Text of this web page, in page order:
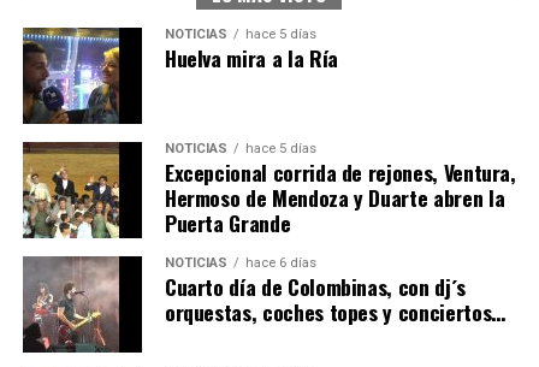
6º DÍA DE LAS FIESTAS COLOMBINAS 2026
hace 4 días Huelvatv
NOTICIAS hace 5 días
Huelva mira a la Ría
NOTICIAS hace 5 días
Excepcional corrida de rejones, Ventura,
Hermoso de Mendoza y Duarte abren la
Puerta Grande
NOTICIAS hace 6 días
Cuarto día de Colombinas, con dj´s
orquestas, coches topes y conciertos…